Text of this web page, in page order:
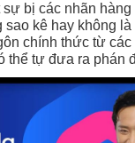
sự bị các nhãn
sao kê hay không
chính thức từ các
thể tự đưa ra phán